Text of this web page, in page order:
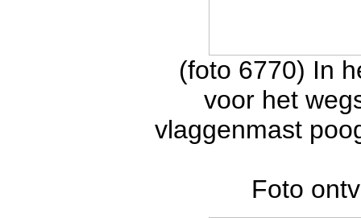
(foto 6770) In
voor het
vlaggenmast
Foto